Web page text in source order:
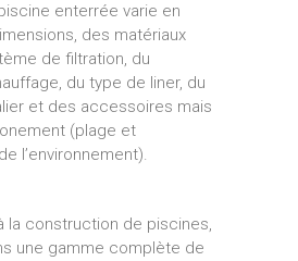
enterrée varie en
des matériaux
de filtration, du
du type de liner, du
et des accessoires mais
(plage et
l’environnement).
la construction de piscines,
une gamme complète de